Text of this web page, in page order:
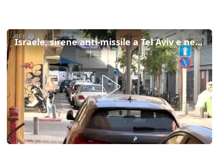
Israele, sirene anti-missile a Tel Aviv e nella zona centrale del Paese